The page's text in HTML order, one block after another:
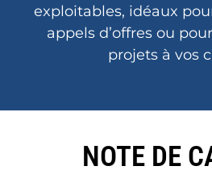
exploitables, idéaux
appels d’offres ou
projets à vos
NOTE DE